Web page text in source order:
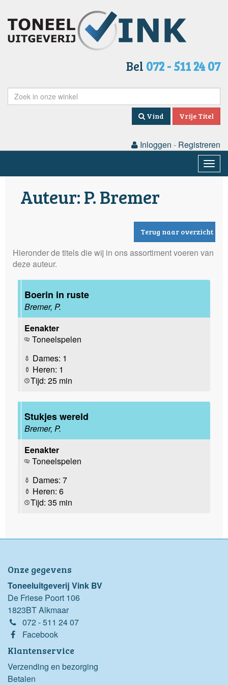
Bel 072 - 511 24 07
Vind Vrije Titel
Inloggen - Registreren
Auteur: P. Bremer
Terug naar overzicht
Hieronder de titels die wij in ons assortiment voeren van
deze auteur.
Boerin in ruste
Bremer, P.
Eenakter
Toneelspelen
Dames: 1
Heren: 1
Tijd: 25 min
Stukjes wereld
Bremer, P.
Eenakter
Toneelspelen
Dames: 7
Heren: 6
Tijd: 35 min
Onze gegevens
Toneeluitgeverij Vink BV
De Friese Poort 106
1823BT Alkmaar
072 - 511 24 07
Facebook
Klantenservice
Verzending en bezorging
Betalen